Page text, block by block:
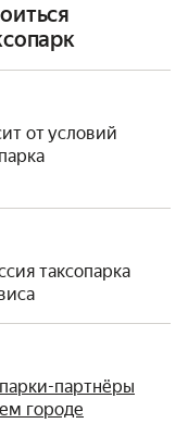
от условий
таксопарка
партнёры
городе